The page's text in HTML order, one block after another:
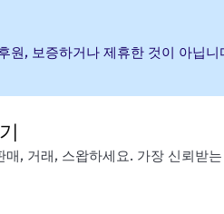
원, 보증하거나 제휴한 것이 아닙
, 거래, 스왑하세요. 가장 신뢰받